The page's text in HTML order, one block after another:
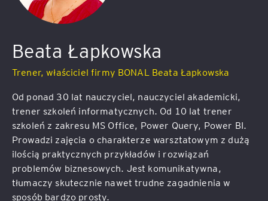
Beata Łapkowska
Trener, właściciel firmy BONAL Beata Łapkowska
Od ponad 30 lat nauczyciel, nauczyciel akademicki,
trener szkoleń informatycznych. Od 10 lat trener
szkoleń z zakresu MS Office, Power Query, Power BI.
Prowadzi zajęcia o charakterze warsztatowym z dużą
ilością praktycznych przykładów i rozwiązań
problemów biznesowych. Jest komunikatywna,
tłumaczy skutecznie nawet trudne zagadnienia w
sposób bardzo prosty.